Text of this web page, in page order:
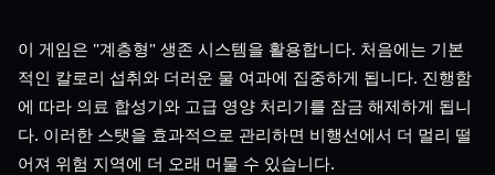
이 게임은 "계층형" 생존 시스템을 활용합니다. 처음에는 기본
적인 칼로리 섭취와 더러운 물 여과에 집중하게 됩니다. 진행함
에 따라 의료 합성기와 고급 영양 처리기를 잠금 해제하게 됩니
다. 이러한 스탯을 효과적으로 관리하면 비행선에서 더 멀리 떨
어져 위험 지역에 더 오래 머물 수 있습니다.